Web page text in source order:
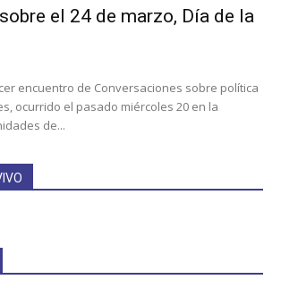
el 24 de marzo, Día de la
encuentro de Conversaciones sobre política
ocurrido el pasado miércoles 20 en la
de...